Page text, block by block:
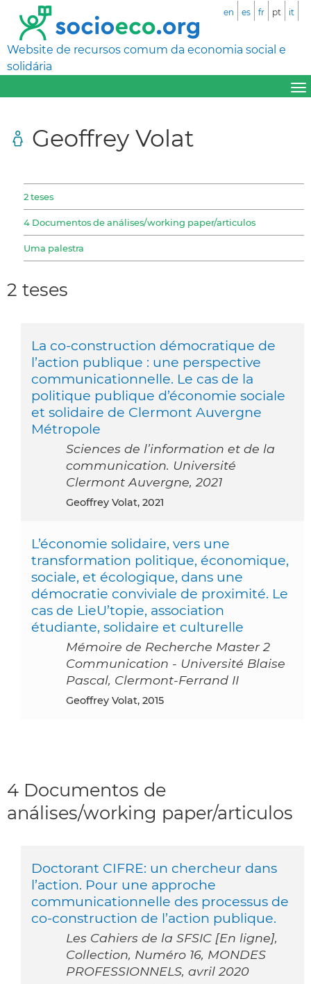
Website de recursos comum da economia social e
solidária
en es fr pt it
Geoffrey Volat
2 teses
4 Documentos de análises/working paper/articulos
Uma palestra
2 teses
La co-construction démocratique de
l’action publique : une perspective
communicationnelle. Le cas de la
politique publique d’économie sociale
et solidaire de Clermont Auvergne
Métropole
Sciences de l’information et de la
communication. Université
Clermont Auvergne, 2021
Geoffrey Volat, 2021
L’économie solidaire, vers une
transformation politique, économique,
sociale, et écologique, dans une
démocratie conviviale de proximité. Le
cas de LieU’topie, association
étudiante, solidaire et culturelle
Mémoire de Recherche Master 2
Communication - Université Blaise
Pascal, Clermont-Ferrand II
Geoffrey Volat, 2015
4 Documentos de
análises/working paper/articulos
Doctorant CIFRE: un chercheur dans
l’action. Pour une approche
communicationnelle des processus de
co-construction de l’action publique.
Les Cahiers de la SFSIC [En ligne],
Collection, Numéro 16, MONDES
PROFESSIONNELS, avril 2020